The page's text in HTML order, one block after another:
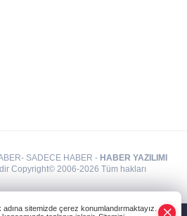
SADECE HABER - HABER YAZILIMI
Copyright© 2006-2026 Tüm hakları
sitemizde çerez konumlandırmaktayız.